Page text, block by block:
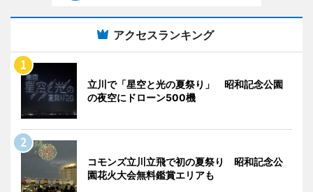
アクセスランキング
立川で「星空と光の夏祭り」 昭和記念公園
の夜空にドローン500機
コモンズ立川立飛で初の夏祭り 昭和記念公
園花火大会無料鑑賞エリアも